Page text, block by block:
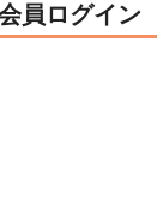
員ログイン